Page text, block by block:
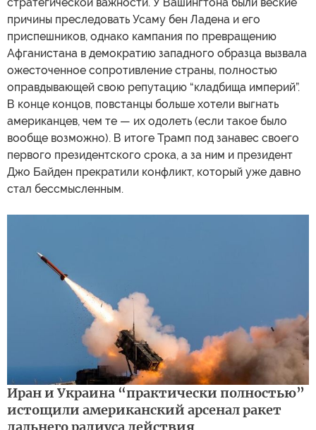
причины преследовать Усаму бен Ладена и его
приспешников, однако кампания по превращению
Афганистана в демократию западного образца вызвала
ожесточенное сопротивление страны, полностью
оправдывающей свою репутацию “кладбища империй”.
В конце концов, повстанцы больше хотели выгнать
американцев, чем те — их одолеть (если такое было
вообще возможно). В итоге Трамп под занавес своего
первого президентского срока, а за ним и президент
Джо Байден прекратили конфликт, который уже давно
стал бессмысленным.
Иран и Украина “практически полностью”
истощили американский арсенал ракет
дальнего радиуса действия